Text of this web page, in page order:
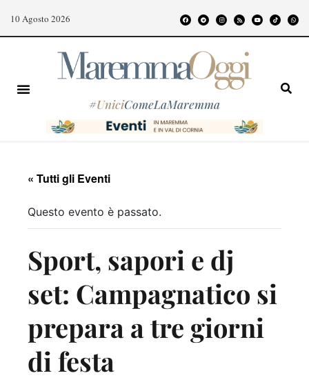
10 Agosto 2026
#UniciComeLaMaremma
« Tutti gli Eventi
Questo evento è passato.
Sport, sapori e dj
set: Campagnatico si
prepara a tre giorni
di festa